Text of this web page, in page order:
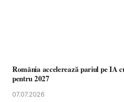
România accelerează pariul pe IA
pentru 2027
07.07.2026